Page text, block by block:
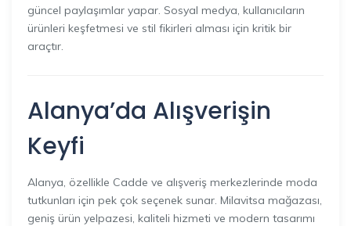
güncel paylaşımlar yapar. Sosyal medya, kullanıcıların
ürünleri keşfetmesi ve stil fikirleri alması için kritik bir
araçtır.
Alanya’da Alışverişin
Keyfi
Alanya, özellikle Cadde ve alışveriş merkezlerinde moda
tutkunları için pek çok seçenek sunar. Milavitsa mağazası,
geniş ürün yelpazesi, kaliteli hizmeti ve modern tasarımı